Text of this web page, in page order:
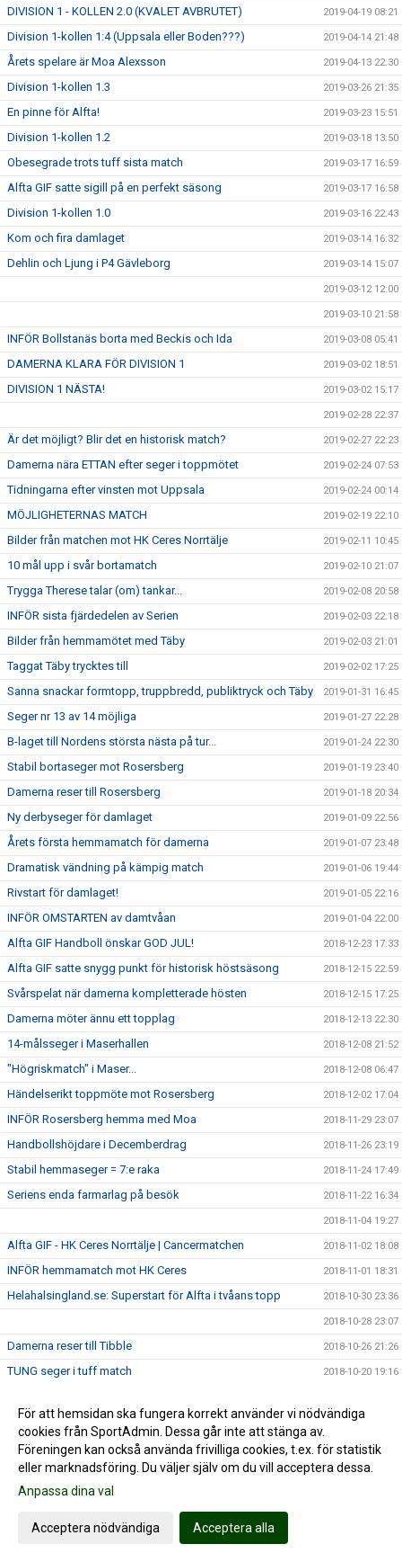
DIVISION 1 - KOLLEN 2.0 (KVALET AVBRUTET) 2019-04-19 08:21
Division 1-kollen 1:4 (Uppsala eller Boden???) 2019-04-14 21:48
Årets spelare är Moa Alexsson 2019-04-13 22:30
Division 1-kollen 1.3 2019-03-26 21:35
En pinne för Alfta! 2019-03-23 15:51
Division 1-kollen 1.2 2019-03-18 13:50
Obesegrade trots tuff sista match 2019-03-17 16:59
Alfta GIF satte sigill på en perfekt säsong 2019-03-17 16:58
Division 1-kollen 1.0 2019-03-16 22:43
Kom och fira damlaget 2019-03-14 16:32
Dehlin och Ljung i P4 Gävleborg 2019-03-14 15:07
2019-03-12 12:00
2019-03-10 21:58
INFÖR Bollstanäs borta med Beckis och Ida 2019-03-08 05:41
DAMERNA KLARA FÖR DIVISION 1 2019-03-02 18:51
DIVISION 1 NÄSTA! 2019-03-02 15:17
2019-02-28 22:37
Är det möjligt? Blir det en historisk match? 2019-02-27 22:23
Damerna nära ETTAN efter seger i toppmötet 2019-02-24 07:53
Tidningarna efter vinsten mot Uppsala 2019-02-24 00:14
MÖJLIGHETERNAS MATCH 2019-02-19 22:10
Bilder från matchen mot HK Ceres Norrtälje 2019-02-11 10:45
10 mål upp i svår bortamatch 2019-02-10 21:07
Trygga Therese talar (om) tankar... 2019-02-08 20:58
INFÖR sista fjärdedelen av Serien 2019-02-03 22:18
Bilder från hemmamötet med Täby 2019-02-03 21:01
Taggat Täby trycktes till 2019-02-02 17:25
Sanna snackar formtopp, truppbredd, publiktryck och Täby 2019-01-31 16:45
Seger nr 13 av 14 möjliga 2019-01-27 22:28
B-laget till Nordens största nästa på tur... 2019-01-24 22:30
Stabil bortaseger mot Rosersberg 2019-01-19 23:40
Damerna reser till Rosersberg 2019-01-18 20:34
Ny derbyseger för damlaget 2019-01-09 22:56
Årets första hemmamatch för damerna 2019-01-07 23:48
Dramatisk vändning på kämpig match 2019-01-06 19:44
Rivstart för damlaget! 2019-01-05 22:16
INFÖR OMSTARTEN av damtvåan 2019-01-04 22:00
Alfta GIF Handboll önskar GOD JUL! 2018-12-23 17:33
Alfta GIF satte snygg punkt för historisk höstsäsong 2018-12-15 22:59
Svårspelat när damerna kompletterade hösten 2018-12-15 17:25
Damerna möter ännu ett topplag 2018-12-13 22:30
14-målsseger i Maserhallen 2018-12-08 21:52
"Högriskmatch" i Maser... 2018-12-08 06:47
Händelserikt toppmöte mot Rosersberg 2018-12-02 17:04
INFÖR Rosersberg hemma med Moa 2018-11-29 23:07
Handbollshöjdare i Decemberdrag 2018-11-26 23:19
Stabil hemmaseger = 7:e raka 2018-11-24 17:49
Seriens enda farmarlag på besök 2018-11-22 16:34
2018-11-04 19:27
Alfta GIF - HK Ceres Norrtälje | Cancermatchen 2018-11-02 18:08
INFÖR hemmamatch mot HK Ceres 2018-11-01 18:31
Helahalsingland.se: Superstart för Alfta i tvåans topp 2018-10-30 23:36
2018-10-28 23:07
Damerna reser till Tibble 2018-10-26 21:26
TUNG seger i tuff match 2018-10-20 19:16
Sjuk halvlek grundlade överraskande storseger 2018-10-13 22:20
Damerna antar tuffaste utmaningen hittills 2018-10-12 22:22
Mål av Thessan i frustrerande seger 2018-10-06 17:14
Inför hemmapremiären
Säker premiärseger i märklig match
Bred bas och bra mix när Alfta laddar om i tvåan
För att hemsidan ska fungera korrekt använder vi nödvändiga
cookies från SportAdmin. Dessa går inte att stänga av.
Föreningen kan också använda frivilliga cookies, t.ex. för statistik
eller marknadsföring. Du väljer själv om du vill acceptera dessa.
Anpassa dina val
Acceptera nödvändiga Acceptera alla